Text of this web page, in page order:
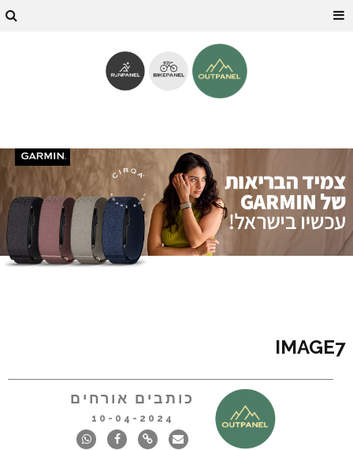
IMAGE7
כותבים אורחים
10-04-2024